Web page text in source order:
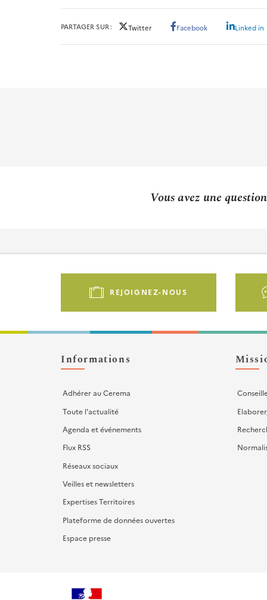
PARTAGER SUR Twitter Facebook Linked in
Vous avez une
Pied
Liens
d'actions
REJOIGNEZ-NOUS
Informations
Adhérer au Cerema
Toute l'actualité
Agenda et événements
Flux RSS
Réseaux sociaux
Veilles et newsletters
Expertises Territoires
Plateforme de données ouvertes
Espace presse